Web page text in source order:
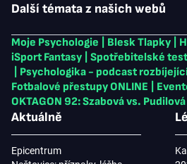
Další témata z našich webů
Moje Psychologie Blesk Tlapky
iSport Fantasy
Spotřebitelské
Psychologika - podcast
Fotbalové přestupy ONLINE
OKTAGON 92: Szabová vs. Pudilová
Aktuálně
Epicentrum